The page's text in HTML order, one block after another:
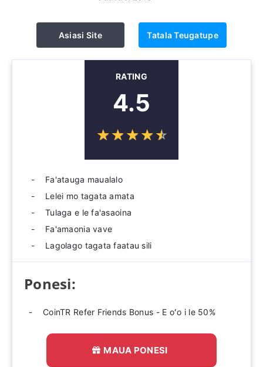
Asiasi Site Tatala Teugatupe
RATING
4.5
☆☆☆☆☆
★★★★★
Fa'atauga maualalo
Lelei mo tagata amata
Tulaga e le fa'asaoina
Fa'amaonia vave
Lagolago tagata faatau sili
Ponesi:
CoinTR Refer Friends Bonus - E oʻo i le 50%
MAUA PONESI